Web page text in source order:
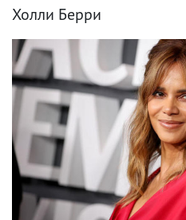
Холли Берри